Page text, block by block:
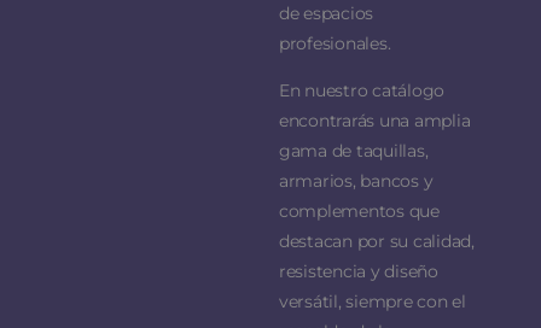
de espacios
profesionales.
En nuestro catálogo
encontrarás una amplia
gama de taquillas,
armarios, bancos y
complementos que
destacan por su calidad,
resistencia y diseño
versátil, siempre con el